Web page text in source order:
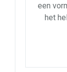
een
het